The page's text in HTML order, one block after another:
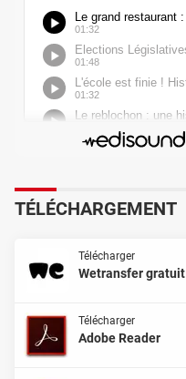
TÉLÉCHARGEMENT
Télécharger
Wetransfer gratuit
Télécharger
Adobe Reader